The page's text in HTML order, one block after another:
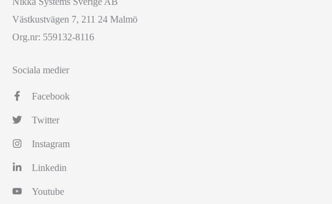
Västkustvägen 7, 211 24 Malmö
Org.nr: 559132-8116
Sociala medier
Facebook
Twitter
Instagram
Linkedin
Youtube